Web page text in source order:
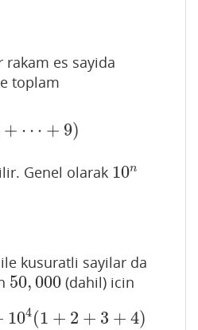
rakam es sayida
toplam
+ ⋯ + 9)
+⋯+9)
Genel olarak 10n
10n
kusuratli sayilar da
50,000
50,000 (dahil) icin
104(1 + 2 + 3 + 4)
( 1+2+3+ 4)+ 5 =1, 000,005